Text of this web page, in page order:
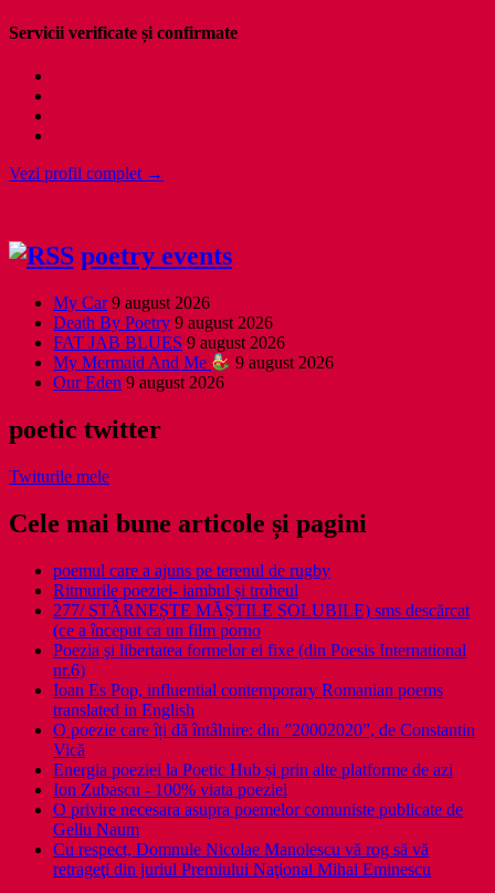
Servicii verificate și confirmate
Vezi profil complet →
poetry events
My Car 9 august 2026
Death By Poetry 9 august 2026
FAT JAB BLUES 9 august 2026
My Mermaid And Me
9 august 2026
Our Eden 9 august 2026
poetic twitter
Twiturile mele
Cele mai bune articole și pagini
poemul care a ajuns pe terenul de rugby
Ritmurile poeziei- iambul și troheul
277/ STÂRNEȘTE MĂȘTILE SOLUBILE) sms descărcat
(ce a început ca un film porno
Poezia şi libertatea formelor ei fixe (din Poesis International
nr.6)
Ioan Es Pop, influential contemporary Romanian poems
translated in English
O poezie care îți dă întâlnire: din ”20002020”, de Constantin
Vică
Energia poeziei la Poetic Hub și prin alte platforme de azi
Ion Zubascu - 100% viata poeziei
O privire necesara asupra poemelor comuniste publicate de
Gellu Naum
Cu respect, Domnule Nicolae Manolescu vă rog să vă
retrageţi din juriul Premiului Naţional Mihai Eminescu